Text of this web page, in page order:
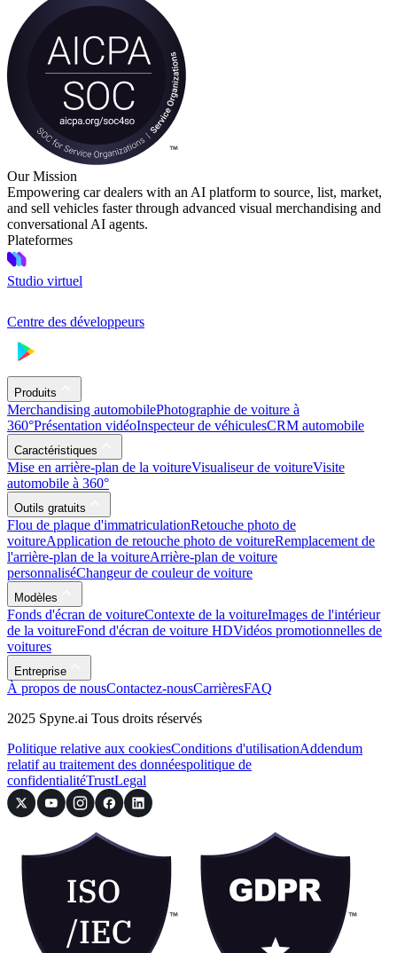
Our Mission
Empowering car dealers with an AI platform to source, list, market,
and sell vehicles faster through advanced visual merchandising and
conversational AI agents.
Plateformes
Studio virtuel
Centre des développeurs
Produits
Merchandising automobilePhotographie de voiture à
360°Présentation vidéoInspecteur de véhiculesCRM automobile
Caractéristiques
Mise en arrière-plan de la voitureVisualiseur de voitureVisite
automobile à 360°
Outils gratuits
Flou de plaque d'immatriculationRetouche photo de
voitureApplication de retouche photo de voitureRemplacement de
l'arrière-plan de la voitureArrière-plan de voiture
personnaliséChangeur de couleur de voiture
Modèles
Fonds d'écran de voitureContexte de la voitureImages de l'intérieur
de la voitureFond d'écran de voiture HDVidéos promotionnelles de
voitures
Entreprise
À propos de nousContactez-nousCarrièresFAQ
2025 Spyne.ai Tous droits réservés
Politique relative aux cookiesConditions d'utilisationAddendum
relatif au traitement des donnéespolitique de
confidentialitéTrustLegal